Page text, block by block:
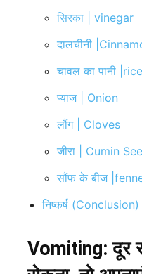
सिरका | vinegar
दालचीनी
चावल का पानी
प्याज | Onion
लौंग | Cloves
जीरा | Cumin
सौंफ के बीज
निष्कर्ष (Conclusion)
Vomiting: दूर